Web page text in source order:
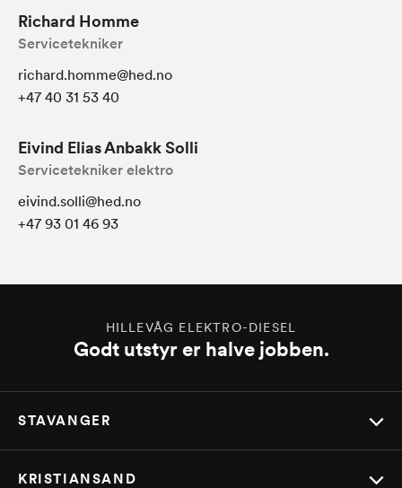
Richard Homme
Servicetekniker
richard.homme@hed.no
+47 40 31 53 40
Eivind Elias Anbakk Solli
Servicetekniker elektro
eivind.solli@hed.no
+47 93 01 46 93
HILLEVÅG ELEKTRO-DIESEL
Godt utstyr er halve jobben.
STAVANGER
KRISTIANSAND